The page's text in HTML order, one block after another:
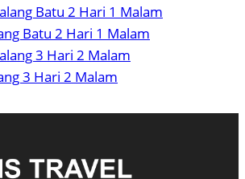
Batu 2 Hari 1 Malam
3 Hari 2 Malam